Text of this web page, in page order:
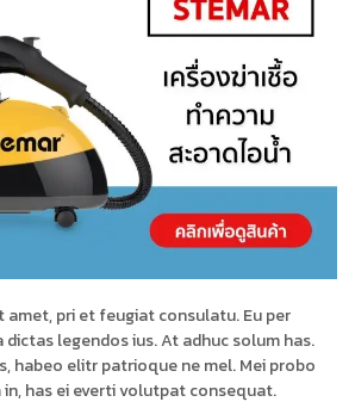
amet, pri et feugiat consulatu. Eu per
legendos ius. At adhuc solum has.
habeo elitr patrioque ne mel. Mei probo
has ei everti volutpat consequat.